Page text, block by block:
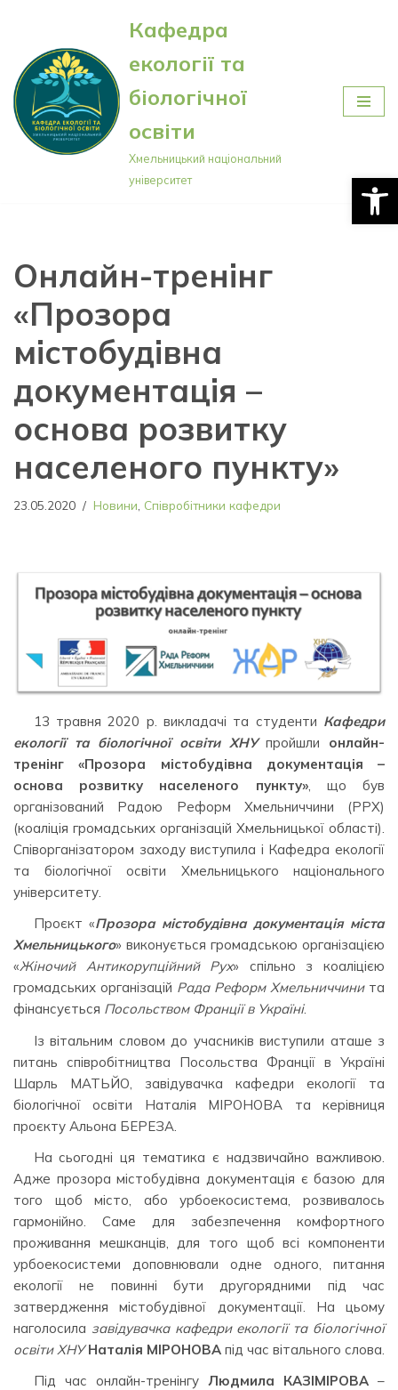
Перейти
до
вмісту
Кафедра
екології та
біологічної
освіти
Хмельницький національний
університет
Онлайн-тренінг
«Прозора
містобудівна
документація –
основа розвитку
населеного пункту»
23.05.2020 Новини Співробітники кафедри
13 травня 2020 р. викладачі та студенти Кафедри
екології та біологічної освіти ХНУпройшли онлайн-
тренінг «Прозора містобудівна документація –
основа розвитку населеного пункту», що був
організований Радою Реформ Хмельниччини (РРХ)
(коаліція громадських організацій Хмельницької області).
Співорганізатором заходу виступила і Кафедра екології
та біологічної освіти Хмельницького національного
університету.
Проєкт «Прозора містобудівна документація міста
Хмельницького» виконується громадською організацією
«Жіночий Антикорупційний Рух» спільно з коаліцією
громадських організацій Рада Реформ Хмельниччинита
фінансується Посольством Франції в Україні.
Із вітальним словом до учасників виступили аташе з
питань співробітництва Посольства Франції в Україні
Шарль МАТЬЙО, завідувачка кафедри екології та
біологічної освіти Наталія МІРОНОВА та керівниця
проєкту Альона БЕРЕЗА.
На сьогодні ця тематика є надзвичайно важливою.
Адже прозора містобудівна документація є базою для
того щоб місто, або урбоекосистема, розвивалось
гармонійно. Саме для забезпечення комфортного
проживання мешканців, для того щоб всі компоненти
урбоекосистеми доповнювали одне одного, питання
екології не повинні бути другорядними під час
затвердження містобудівної документації. На цьому
наголосила завідувачка кафедри екології та біологічної
освіти ХНУ Наталія МІРОНОВА під час вітального слова.
Під час онлайн-тренінгуЛюдмила КАЗІМІРОВА–